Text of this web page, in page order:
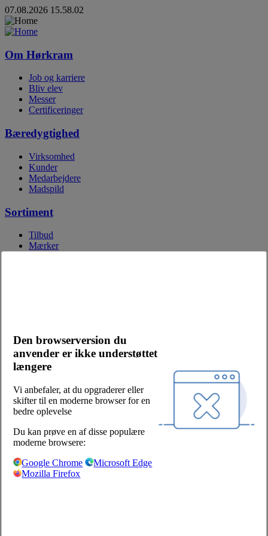
Den browserversion du
anvender er ikke understøttet
længere
Vi anbefaler, at du opgraderer eller
skifter til en moderne browser for en
bedre oplevelse
Du kan prøve en af disse populære
moderne browsere:
Google Chrome
Microsoft Edge
Mozilla Firefox
07.08.2026 15.58.02
Om Hørkram
Job og karriere
Bliv elev
Messer
Certificeringer
Bæredygtighed
Virksomhed
Kunder
Medarbejdere
Madspild
Sortiment
Tilbud
Mærker
Cookies og persondata
Presserum
Whistleblowerordning
LinkedIn
Sjælland/Fyn:
Centervej 1
4180 Sorø
+45 57 87 04 00
salg-soro@hoka.dk